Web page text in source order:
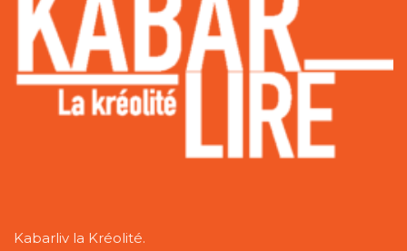
Kabarliv la Kréolité.